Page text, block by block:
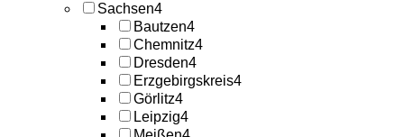
Sachsen4
Bautzen4
Chemnitz4
Dresden4
Erzgebirgskreis4
Görlitz4
Leipzig4